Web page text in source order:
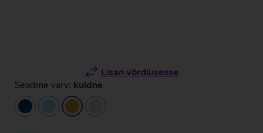
Lisan võrdlusesse
Seadme värv: kuldne
tumesininehelesininekuldne